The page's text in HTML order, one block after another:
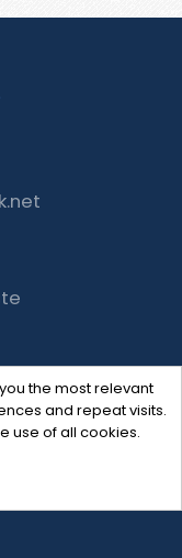
the most relevant
and repeat visits.
use of all cookies.